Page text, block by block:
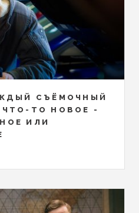
СЪЁМОЧНЫЙ
ТО НОВОЕ -
ИЛИ